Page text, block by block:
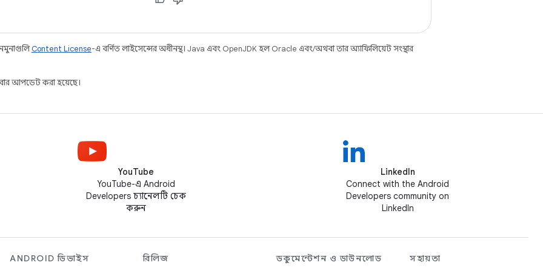
Content License-এ বর্ণিত লাইসেন্সের অধীনস্থ। Java এবং OpenJDK হল Oracle এবং/অথবা তার অ্যাফিলিয়েট সংস্থার
আপডেট করা হয়েছে।
YouTube
YouTube-এ Android
Developers চ্যানেলটি চেক
করুন
LinkedIn
Connect with the Android
Developers community on
LinkedIn
ANDROID ডিভাইস রিলিজ ডকুমেন্টেশন ও ডাউনলোড সহায়তা